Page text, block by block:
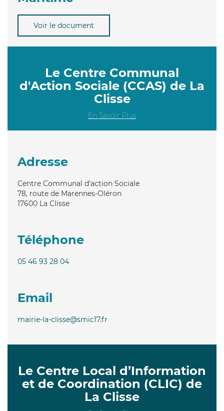
Voir le document
Le Centre Communal
d'Action Sociale (CCAS) de La
Clisse
En Savoir Plus
Adresse
Centre Communal d'action Sociale
78, route de Marennes-Oléron
17600 La Clisse
Téléphone
05 46 93 28 04
Email
mairie-la-clisse@smic17.fr
Le Centre Local d’Information
et de Coordination (CLIC) de
La Clisse